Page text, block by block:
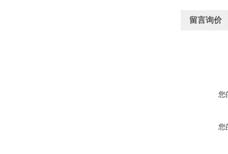
留言询价
您
您